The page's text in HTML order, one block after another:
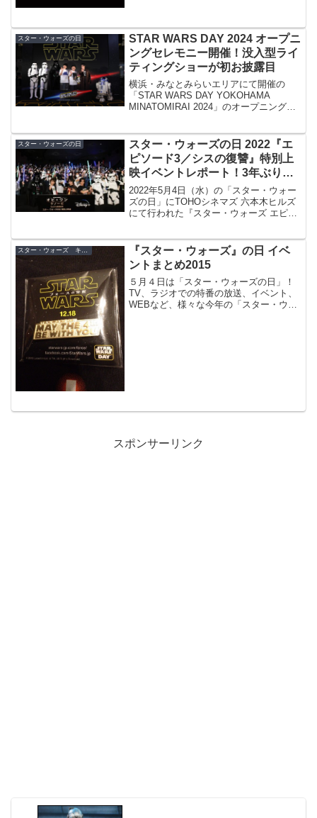
として制定されました！
スター・ウォーズの日
STAR WARS DAY 2024 オープニ
ングセレモニー開催！没入型ライ
ティングショーが初お披露目
横浜・みなとみらいエリアにて開催の
「STAR WARS DAY YOKOHAMA
MINATOMIRAI 2024」のオープニングセ
スター・ウォーズの日
スター・ウォーズの日 2022『エ
ピソード3／シスの復讐』特別上
映イベントレポート！3年ぶりの
リアルイベント
2022年5月4日（水）の「スター・ウォー
ズの日」にTOHOシネマズ 六本木ヒルズ
にて行われた『スター・ウォーズ エピソ
『スター・ウォーズ』の日 イベ
ントまとめ2015
５月４日は「スター・ウォーズの日」！
TV、ラジオでの特番の放送、イベント、
WEBなど、様々な今年の「スター・ウォ
スポンサーリンク